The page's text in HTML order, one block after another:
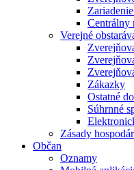
Centrálny
Verejné
Zákazky
Ostatné
Súhrnné
Zásady
Občan
Oznamy